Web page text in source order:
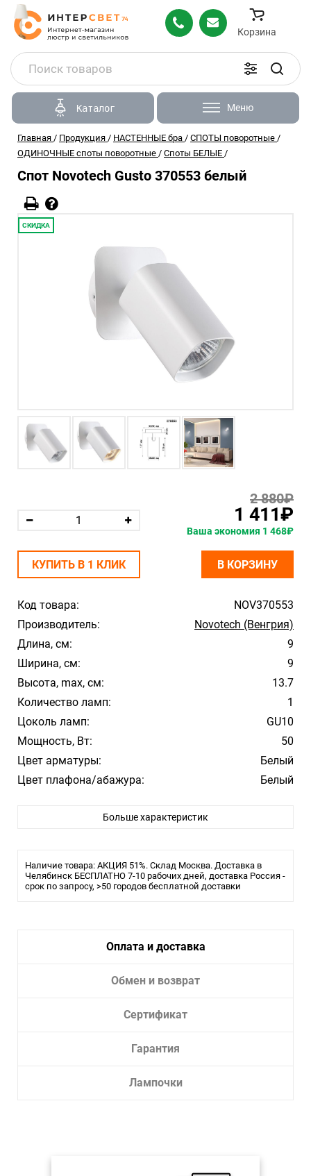
Корзина
Каталог Меню
Главная / Продукция / НАСТЕННЫЕ бра / СПОТЫ поворотные /
ОДИНОЧНЫЕ споты поворотные / Споты БЕЛЫЕ /
Спот Novotech Gusto 370553 белый
СКИДКА
Код товара:
NOV370553
Производитель:
Novotech (Венгрия)
Длина, см:
9
Ширина, см:
9
Высота, max, см:
13.7
Количество ламп:
1
Цоколь ламп:
GU10
Мощность, Вт:
50
Цвет арматуры:
Белый
Цвет плафона/абажура:
Белый
Тип лампы:
Галогеновая
Больше характеристик
Наличие товара: АКЦИЯ 51%. Склад Москва. Доставка в
Челябинск БЕСПЛАТНО 7-10 рабочих дней, доставка Россия -
срок по запросу, >50 городов бесплатной доставки
2 880₽
1 411₽
Ваша экономия 1 468₽
КУПИТЬ В 1 КЛИК В КОРЗИНУ
Оплата и доставка
Обмен и возврат
Сертификат
Гарантия
Лампочки